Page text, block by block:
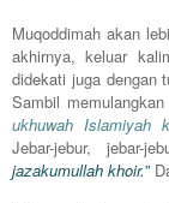
Muqoddimah akan
akhirnya, keluar
didekati juga dengan
Sambil
ukhuwah Islamiyah
Jebar-jebur, jebar-
jazakumullah khoir.”